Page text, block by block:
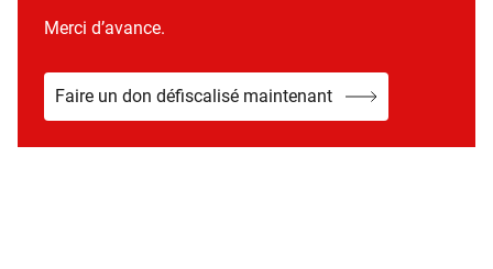
Merci d’avance.
Faire un don défiscalisé maintenant